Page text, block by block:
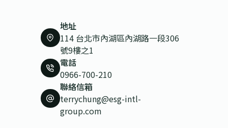
地址
114 台北市內湖區內湖路一段306
號9樓之1
電話
0966-700-210
聯絡信箱
terrychung@esg-intl-
group.com